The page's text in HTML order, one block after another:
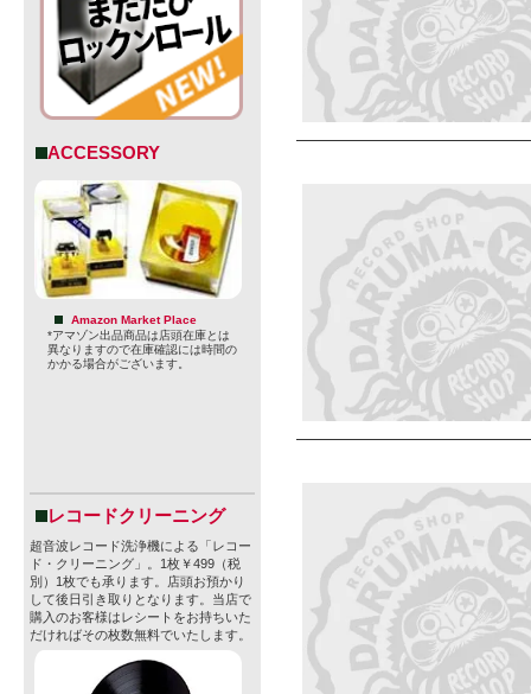
ACCESSORY
Amazon Market Place
*アマゾン出品商品は店頭在庫とは
異なりますので在庫確認には時間の
かかる場合がございます。
レコードクリーニング
超音波レコード洗浄機による「レコー
ド・クリーニング」。1枚￥499（税
別）1枚でも承ります。店頭お預かり
して後日引き取りとなります。当店で
購入のお客様はレシートをお持ちいた
だければその枚数無料でいたします。